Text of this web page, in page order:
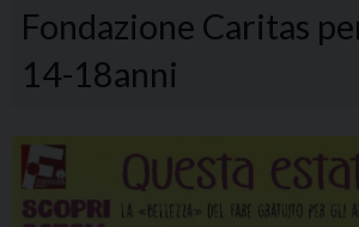
Fondazione Caritas
14-18anni